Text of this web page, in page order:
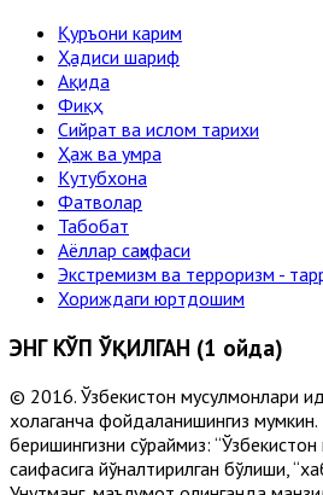
Қуръони карим
Ҳадиси шариф
Ақида
Фиқҳ
Сийрат ва ислом тарихи
Ҳаж ва умра
Кутубхона
Фатволар
Табобат
Аёллар саҳифаси
Экстремизм ва терроризм -
Хориждаги юртдошим
ЭНГ КЎП ЎҚИЛГАН (1 ойда)
© 2016. Ўзбекистон мусулмонлари
хоҳлаганча фойдаланишингиз
беришингизни сўраймиз:
саҳифасига йўналтирилган бўлиши,